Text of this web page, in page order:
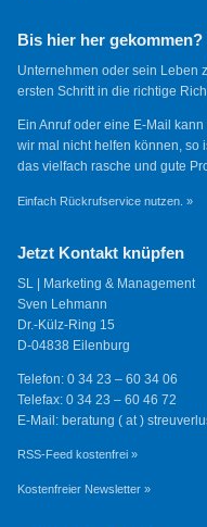
Bis hier her gekommen?
Unternehmen oder sein Leben
ersten Schritt in die richtige
Ein Anruf oder eine E-Mail
wir mal nicht helfen können, so
das vielfach rasche und gute
Einfach Rückrufservice nutzen. »
Jetzt Kontakt knüpfen
SL | Marketing & Management
Sven Lehmann
Dr.-Külz-Ring 15
D-04838 Eilenburg
Telefon: 0 34 23 – 60 34 06
Telefax: 0 34 23 – 60 46 72
E-Mail: beratung ( at )
RSS-Feed kostenfrei »
Kostenfreier Newsletter »